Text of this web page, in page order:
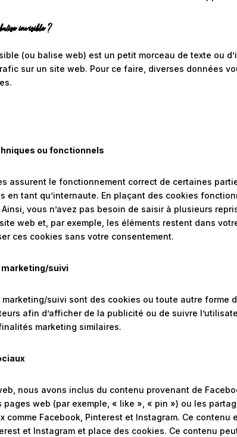
invisible ?
(ou balise web) est un petit morceau de texte ou
sur un site web. Pour ce faire, diverses données
ou fonctionnels
assurent le fonctionnement correct de certaines
en tant qu’internaute. En plaçant des cookies
vous n’avez pas besoin de saisir à plusieurs
web et, par exemple, les éléments restent dans
ces cookies sans votre consentement.
marketing/suivi
marketing/suivi sont des cookies ou toute autre forme
afin d’afficher de la publicité ou de suivre
marketing similaires.
nous avons inclus du contenu provenant de
pages web (par exemple, « like », « pin ») ou les
comme Facebook, Pinterest et Instagram. Ce
et Instagram et place des cookies. Ce contenu